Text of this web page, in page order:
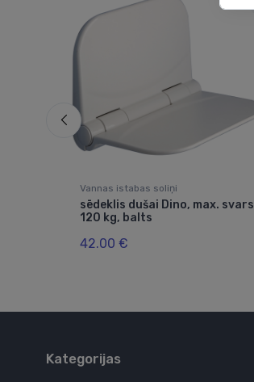
Vannas istabas soliņi
sēdeklis dušai Dino, max. svars
120 kg, balts
42.00 €
Kategorijas